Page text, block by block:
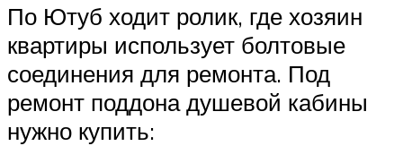
По Ютуб ходит ролик, где хозяин
квартиры использует болтовые
соединения для ремонта. Под
ремонт поддона душевой кабины
нужно купить: